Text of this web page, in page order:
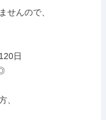
せんので、
日
、